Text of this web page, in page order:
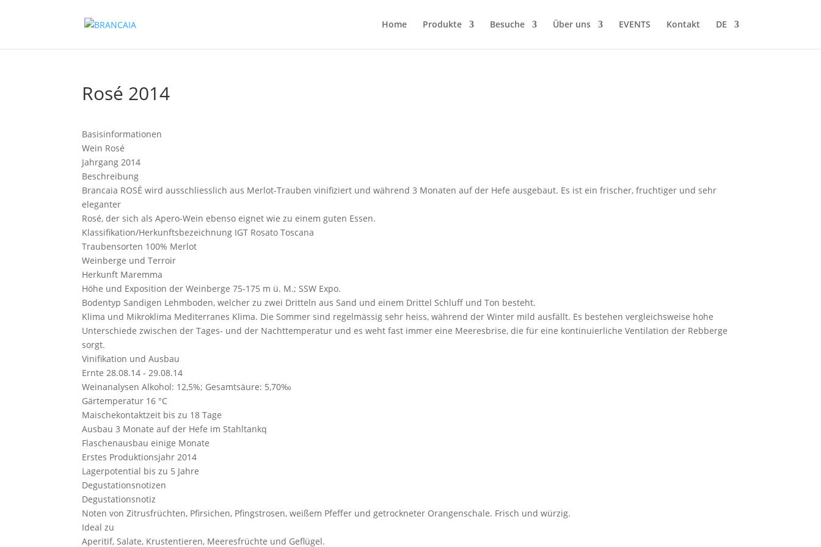
Home Produkte Besuche Über uns EVENTS Kontakt DE
Rosé 2014
Basisinformationen
Wein Rosé
Jahrgang 2014
Beschreibung
Brancaia ROSÉ wird ausschliesslich aus Merlot-Trauben vinifiziert und während 3 Monaten auf der Hefe ausgebaut. Es ist ein frischer, fruchtiger und sehr
eleganter
Rosé, der sich als Apero-Wein ebenso eignet wie zu einem guten Essen.
Klassifikation/Herkunftsbezeichnung IGT Rosato Toscana
Traubensorten 100% Merlot
Weinberge und Terroir
Herkunft Maremma
Höhe und Exposition der Weinberge 75-175 m ü. M.; SSW Expo.
Bodentyp Sandigen Lehmboden, welcher zu zwei Dritteln aus Sand und einem Drittel Schluff und Ton besteht.
Klima und Mikroklima Mediterranes Klima. Die Sommer sind regelmässig sehr heiss, während der Winter mild ausfällt. Es bestehen vergleichsweise hohe
Unterschiede zwischen der Tages- und der Nachttemperatur und es weht fast immer eine Meeresbrise, die für eine kontinuierliche Ventilation der Rebberge
sorgt.
Vinifikation und Ausbau
Ernte 28.08.14 - 29.08.14
Weinanalysen Alkohol: 12,5%; Gesamtsäure: 5,70‰
Gärtemperatur 16 °C
Maischekontaktzeit bis zu 18 Tage
Ausbau 3 Monate auf der Hefe im Stahltankq
Flaschenausbau einige Monate
Erstes Produktionsjahr 2014
Lagerpotential bis zu 5 Jahre
Degustationsnotizen
Degustationsnotiz
Noten von Zitrusfrüchten, Pfirsichen, Pfingstrosen, weißem Pfeffer und getrockneter Orangenschale. Frisch und würzig.
Ideal zu
Aperitif, Salate, Krustentieren, Meeresfrüchte und Geflügel.